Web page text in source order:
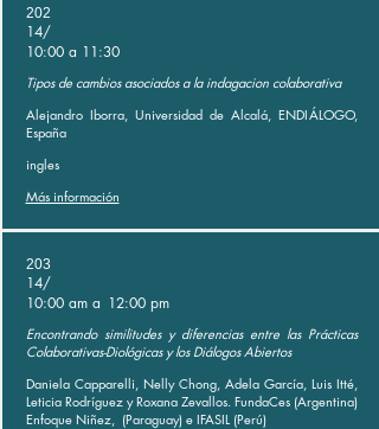
202
14/
10:00 a 11:30
Tipos de cambios asociados a la indagacion colaborativa
Alejandro Iborra, Universidad de Alcalá, ENDIÁLOGO,
España
ingles
Más información
203
14/
10:00 am a 12:00 pm
Encontrando similitudes y diferencias entre las Prácticas
Colaborativas-Diológicas y los Diálogos Abiertos
Daniela Capparelli, Nelly Chong, Adela García, Luis Itté,
Leticia Rodríguez y Roxana Zevallos. FundaCes (Argentina)
Enfoque Niñez, (Paraguay) e IFASIL (Perú)